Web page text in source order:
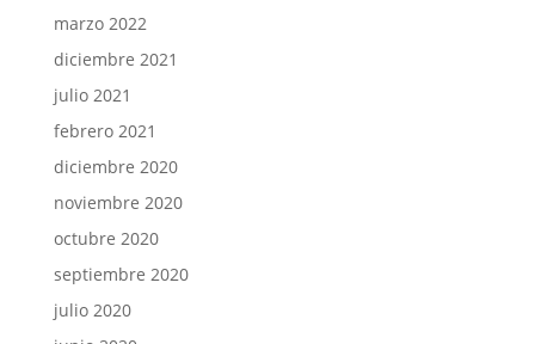
marzo 2022
diciembre 2021
julio 2021
febrero 2021
diciembre 2020
noviembre 2020
octubre 2020
septiembre 2020
julio 2020